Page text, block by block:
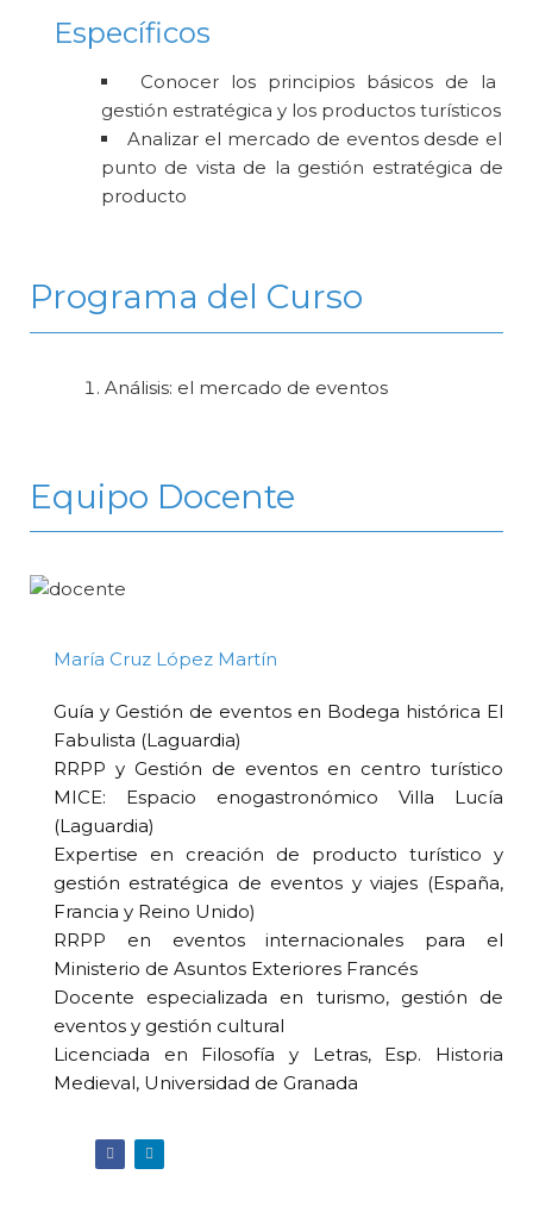
Específicos
Conocer los principios básicos de la
gestión estratégica y los productos turísticos
Analizar el mercado de eventos desde el
punto de vista de la gestión estratégica de
producto
Programa del Curso
Análisis: el mercado de eventos
Equipo Docente
María Cruz López Martín
Guía y Gestión de eventos en Bodega histórica El
Fabulista (Laguardia)
RRPP y Gestión de eventos en centro turístico
MICE: Espacio enogastronómico Villa Lucía
(Laguardia)
Expertise en creación de producto turístico y
gestión estratégica de eventos y viajes (España,
Francia y Reino Unido)
RRPP en eventos internacionales para el
Ministerio de Asuntos Exteriores Francés
Docente especializada en turismo, gestión de
eventos y gestión cultural
Licenciada en Filosofía y Letras, Esp. Historia
Medieval, Universidad de Granada